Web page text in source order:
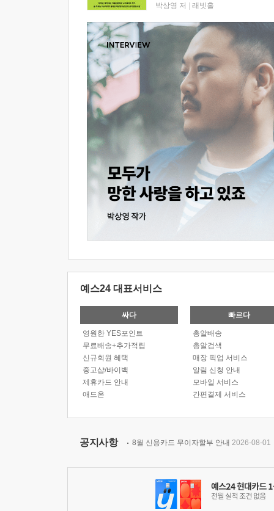
박상영 저 래빗홀
예스24 대표서비스
싸다
영원한 YES포인트
무료배송+추가적립
신규회원 혜택
중고샵/바이백
제휴카드 안내
애드온
빠르다
총알배송
총알검색
매장 픽업 서비스
알림 신청 안내
모바일 서비스
간편결제 서비스
공지사항 8월 신용카드 무이자할부 안내 2026-08-01